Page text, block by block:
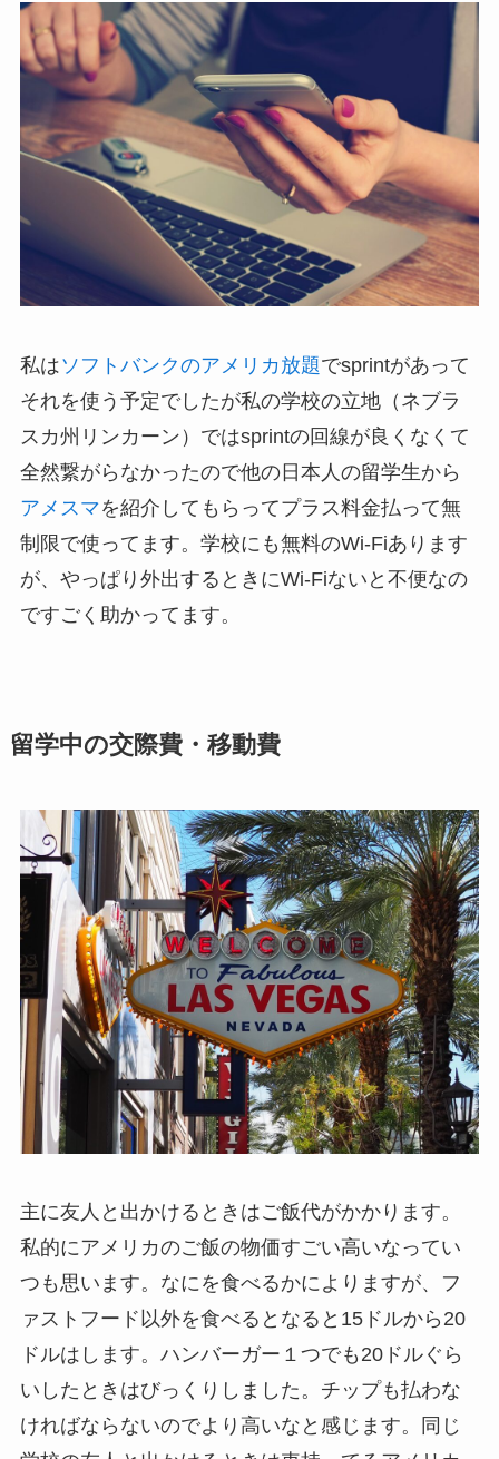
私はソフトバンクのアメリカ放題でsprintがあって
それを使う予定でしたが私の学校の立地（ネブラ
スカ州リンカーン）ではsprintの回線が良くなくて
全然繋がらなかったので他の日本人の留学生から
アメスマを紹介してもらってプラス料金払って無
制限で使ってます。学校にも無料のWi-Fiあります
が、やっぱり外出するときにWi-Fiないと不便なの
ですごく助かってます。
留学中の交際費・移動費
主に友人と出かけるときはご飯代がかかります。
私的にアメリカのご飯の物価すごい高いなってい
つも思います。なにを食べるかによりますが、フ
ァストフード以外を食べるとなると15ドルから20
ドルはします。ハンバーガー１つでも20ドルぐら
いしたときはびっくりしました。チップも払わな
ければならないのでより高いなと感じます。同じ